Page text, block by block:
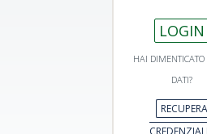
LOGIN
HAI DIMENTICATO
DATI?
RECUPERA
CREDENZIALI